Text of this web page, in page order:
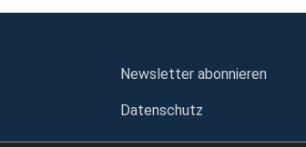
Newsletter abonnieren
Datenschutz